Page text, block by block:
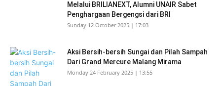
Melalui BRILIANEXT, Alumni UNAIR Sabet
Penghargaan Bergengsi dari BRI
Sunday 12 October 2025 | 17:03
Aksi Bersih-bersih Sungai dan Pilah Sampah
Dari Grand Mercure Malang Mirama
Monday 24 February 2025 | 13:55